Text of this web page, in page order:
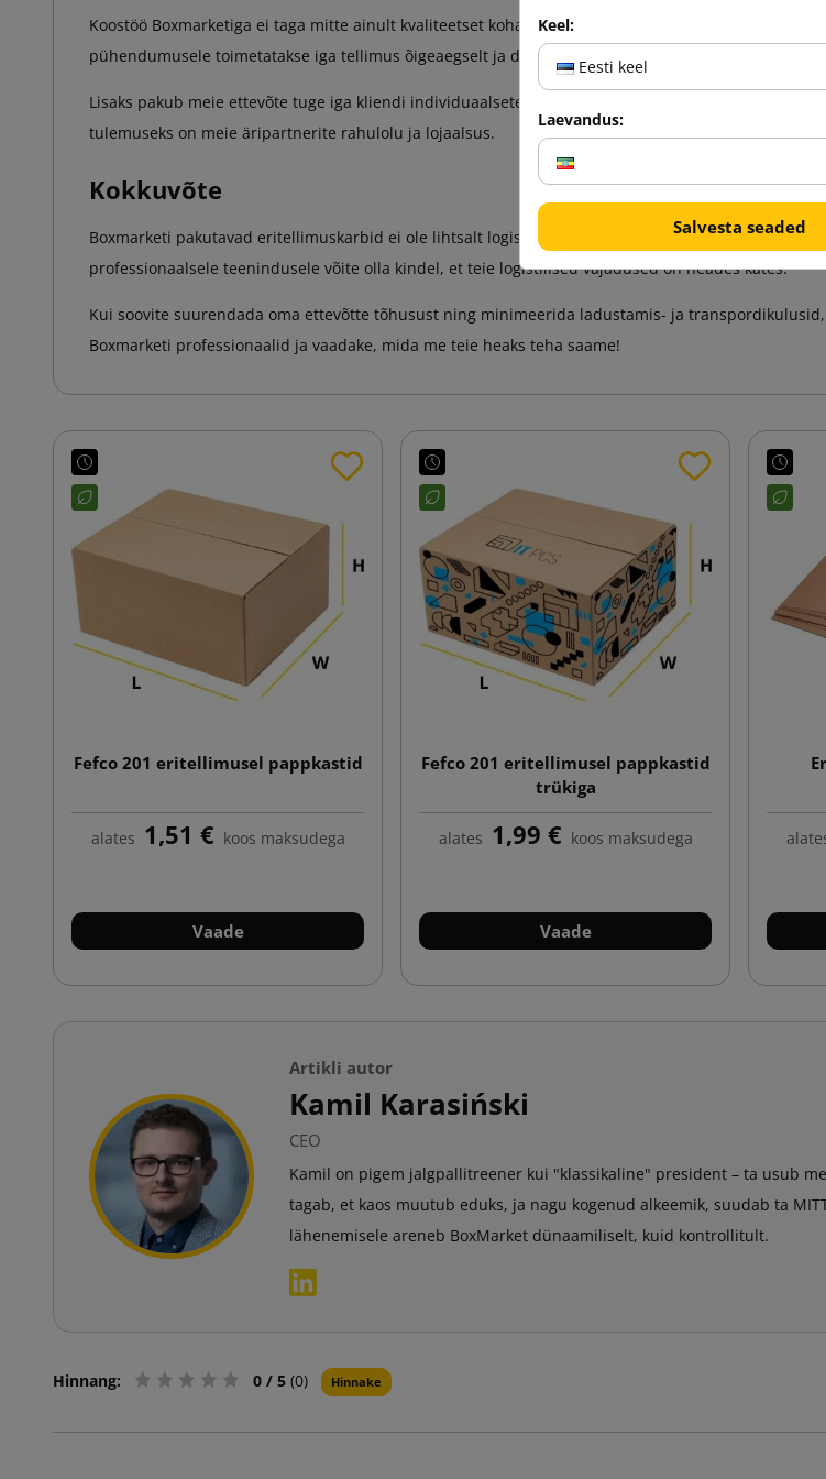
Koostöö Boxmarketiga ei taga mitte ainult kvaliteetset kohandatud kartongi, vaid ka
pühendumusele toimetatakse iga tellimus õigeaegselt ja detailidele tähelepanu pöörates kohale.
Lisaks pakub meie ettevõte tuge iga kliendi individuaalsetele vajadustele vastavate kartongide
tulemuseks on meie äripartnerite rahulolu ja lojaalsus.
Kokkuvõte
Boxmarketi pakutavad eritellimuskarbid ei ole lihtsalt logistiline lahendus, vaid investeering teie
professionaalsele teenindusele võite olla kindel, et teie logistilised vajadused on heades kätes.
Kui soovite suurendada oma ettevõtte tõhusust ning minimeerida ladustamis- ja
Boxmarketi professionaalid ja vaadake, mida me teie heaks teha saame!
Fefco 201 eritellimusel pappkastid
alates 1,51 € koos maksudega
Vaade
Fefco 201 eritellimusel pappkastid
trükiga
alates 1,99 € koos maksudega
Vaade
Artikli autor
Kamil Karasiński
CEO
Kamil on pigem jalgpallitreener kui "klassikaline" president – ta usub
tagab, et kaos muutub eduks, ja nagu kogenud alkeemik, suudab ta
lähenemisele areneb BoxMarket dünaamiliselt, kuid kontrollitult.
Hinnang: 0 / 5 (0) Hinnake
Keel:
Eesti keel
Laevandus:
Salvesta seaded